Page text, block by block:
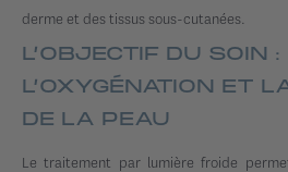
derme et des tissus sous-cutanées.
L’OBJECTIF DU SOIN :
L’OXYGÉNATION ET
DE LA PEAU
Le traitement par lumière froide